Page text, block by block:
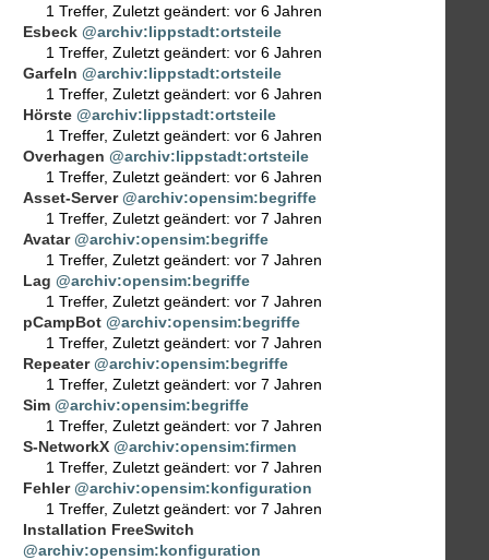
1 Treffer, Zuletzt geändert: vor 6 Jahren
Esbeck @archiv:lippstadt:ortsteile
1 Treffer, Zuletzt geändert: vor 6 Jahren
Garfeln @archiv:lippstadt:ortsteile
1 Treffer, Zuletzt geändert: vor 6 Jahren
Hörste @archiv:lippstadt:ortsteile
1 Treffer, Zuletzt geändert: vor 6 Jahren
Overhagen @archiv:lippstadt:ortsteile
1 Treffer, Zuletzt geändert: vor 6 Jahren
Asset-Server @archiv:opensim:begriffe
1 Treffer, Zuletzt geändert: vor 7 Jahren
Avatar @archiv:opensim:begriffe
1 Treffer, Zuletzt geändert: vor 7 Jahren
Lag @archiv:opensim:begriffe
1 Treffer, Zuletzt geändert: vor 7 Jahren
pCampBot @archiv:opensim:begriffe
1 Treffer, Zuletzt geändert: vor 7 Jahren
Repeater @archiv:opensim:begriffe
1 Treffer, Zuletzt geändert: vor 7 Jahren
Sim @archiv:opensim:begriffe
1 Treffer, Zuletzt geändert: vor 7 Jahren
S-NetworkX @archiv:opensim:firmen
1 Treffer, Zuletzt geändert: vor 7 Jahren
Fehler @archiv:opensim:konfiguration
1 Treffer, Zuletzt geändert: vor 7 Jahren
Installation FreeSwitch
@archiv:opensim:konfiguration